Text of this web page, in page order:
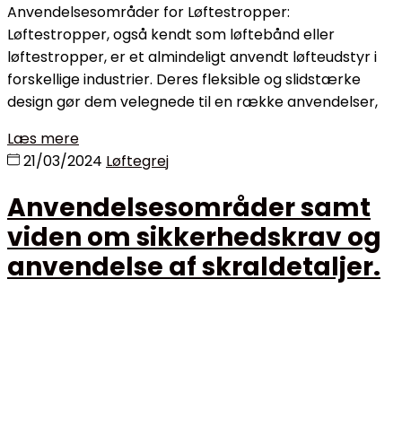
Anvendelsesområder for Løftestropper:
Løftestropper, også kendt som løftebånd eller
løftestropper, er et almindeligt anvendt løfteudstyr i
forskellige industrier. Deres fleksible og slidstærke
design gør dem velegnede til en række anvendelser,
Læs mere
21/03/2024 Løftegrej
Anvendelsesområder samt
viden om sikkerhedskrav og
anvendelse af skraldetaljer.